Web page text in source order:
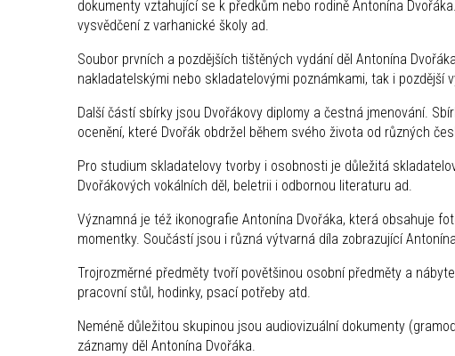
dokumenty vztahující se k předkům nebo rodině Antonína
vysvědčení z varhanické školy ad.
Soubor prvních a pozdějších tištěných vydání děl Antonína
nakladatelskými nebo skladatelovými poznámkami, tak i pozdější
Další částí sbírky jsou Dvořákovy diplomy a čestná jmenování.
ocenění, které Dvořák obdržel během svého života od různých
Pro studium skladatelovy tvorby i osobnosti je důležitá
Dvořákových vokálních děl, beletrii i odbornou literaturu ad.
Významná je též ikonografie Antonína Dvořáka, která obsahuje
momentky. Součástí jsou i různá výtvarná díla zobrazující
Trojrozměrné předměty tvoří povětšinou osobní předměty a
pracovní stůl, hodinky, psací potřeby atd.
Neméně důležitou skupinou jsou audiovizuální dokumenty
záznamy děl Antonína Dvořáka.